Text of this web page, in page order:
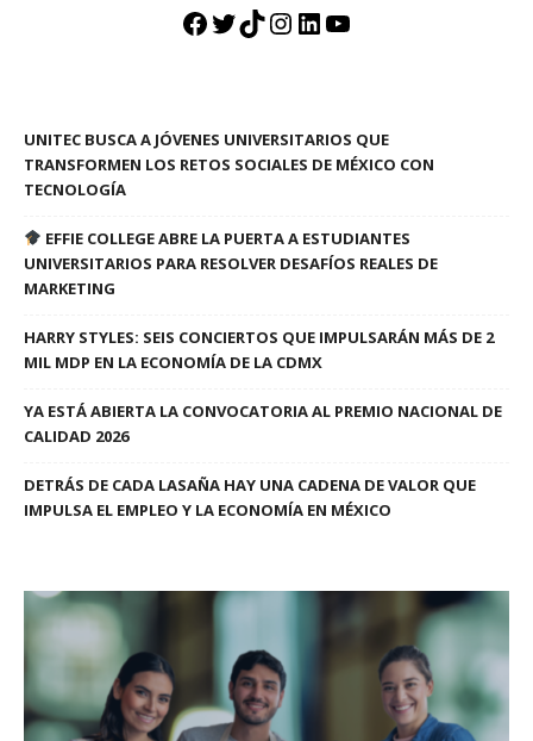
Facebook
Twitter
TikTok
Instagram
LinkedIn
YouTube
UNITEC BUSCA A JÓVENES UNIVERSITARIOS QUE
TRANSFORMEN LOS RETOS SOCIALES DE MÉXICO CON
TECNOLOGÍA
EFFIE COLLEGE ABRE LA PUERTA A ESTUDIANTES
UNIVERSITARIOS PARA RESOLVER DESAFÍOS REALES DE
MARKETING
HARRY STYLES: SEIS CONCIERTOS QUE IMPULSARÁN MÁS DE 2
MIL MDP EN LA ECONOMÍA DE LA CDMX
YA ESTÁ ABIERTA LA CONVOCATORIA AL PREMIO NACIONAL DE
CALIDAD 2026
DETRÁS DE CADA LASAÑA HAY UNA CADENA DE VALOR QUE
IMPULSA EL EMPLEO Y LA ECONOMÍA EN MÉXICO